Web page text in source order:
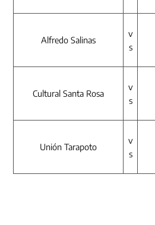
Alfredo Salinas
v
s
Cultural Santa Rosa
v
s
Unión Tarapoto
v
s